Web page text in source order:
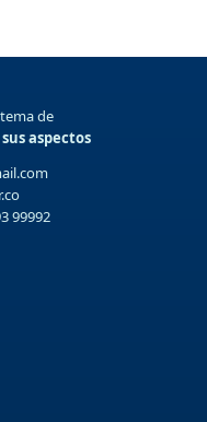
de
aspectos
99992